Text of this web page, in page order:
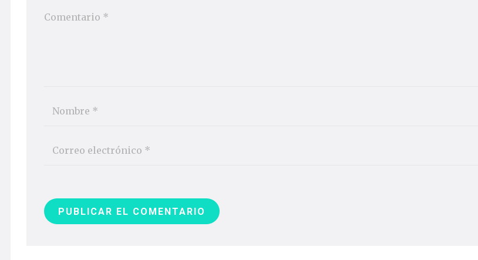
PUBLICAR EL COMENTARIO